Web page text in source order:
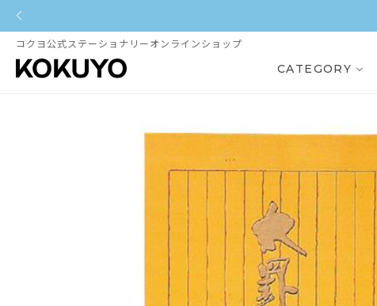
コクヨ公式ステーショナリーオンラインショップ
CATEGORY